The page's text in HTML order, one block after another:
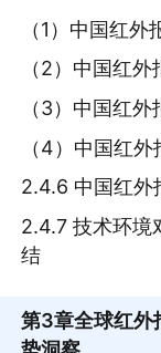
（1）中国红
（2）中国红
（3）中国红
（4）中国红
2.4.6 中国红外
2.4.7 技术环境
结
第3章全球红外